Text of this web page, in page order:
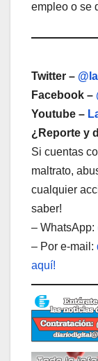
empleo o se
Twitter –
Facebook –
Youtube –
¿Reporte y
Si cuentas
maltrato,
cualquier
saber!
– WhatsApp:
– Por e-mail:
aquí!